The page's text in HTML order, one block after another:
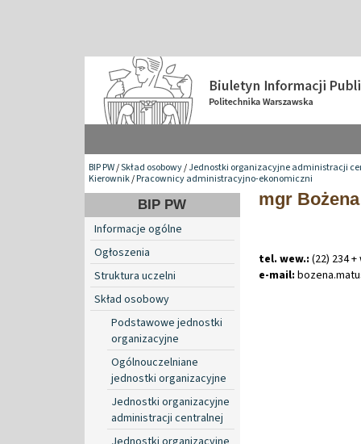
BIP PW/Skład osobowy/Jednostki organizacyjne administracji
Kierownik/Pracownicy administracyjno-ekonomiczni
BIP PW
Informacje ogólne
Ogłoszenia
Struktura uczelni
Skład osobowy
Podstawowe jednostki
organizacyjne
Ogólnouczelniane
jednostki organizacyjne
Jednostki organizacyjne
administracji centralnej
mgr
tel. wew.: (22) 234
e-mail: bozena.